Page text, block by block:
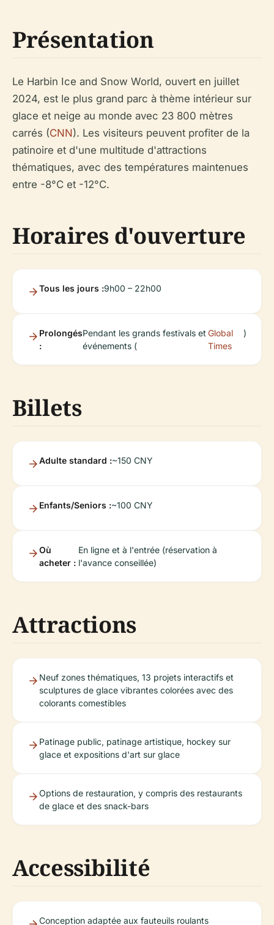
Présentation
Le Harbin Ice and Snow World, ouvert en juillet
2024, est le plus grand parc à thème intérieur sur
glace et neige au monde avec 23 800 mètres
carrés (CNN). Les visiteurs peuvent profiter de la
patinoire et d'une multitude d'attractions
thématiques, avec des températures maintenues
entre -8°C et -12°C.
Horaires d'ouverture
Tous les jours :9h00 – 22h00
Prolongés
:
Pendant les grands festivals et
événements (
Global
Times
)
Billets
Adulte standard :~150 CNY
Enfants/Seniors :~100 CNY
Où
acheter :
En ligne et à l'entrée (réservation à
l'avance conseillée)
Attractions
Neuf zones thématiques, 13 projets interactifs et
sculptures de glace vibrantes colorées avec des
colorants comestibles
Patinage public, patinage artistique, hockey sur
glace et expositions d'art sur glace
Options de restauration, y compris des restaurants
de glace et des snack-bars
Accessibilité
Conception adaptée aux fauteuils roulants